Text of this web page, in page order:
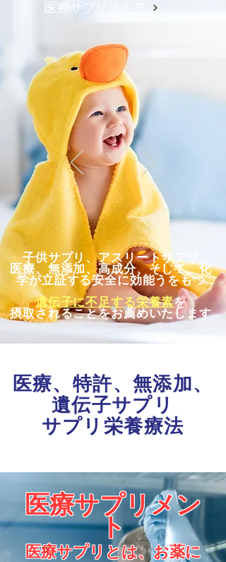
医療サプリストア
子供サプリ、アスリートサプリ
医療、無添加、高成分、そして、化
学が立証する安全に効能うをもつ
遺伝子に不足する栄養素を
摂取されることをお薦めいたします
医療、特許、無添加、​
遺伝子サプリ
サプリ栄養療法
医療サプリメン
ト
医療サプリとは、お薬に